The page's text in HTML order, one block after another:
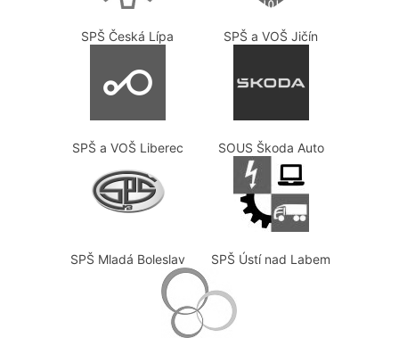
SPŠ Česká Lípa SPŠ a VOŠ Jičín
SPŠ a VOŠ Liberec SOUS Škoda Auto
SPŠ Mladá Boleslav SPŠ Ústí nad Labem